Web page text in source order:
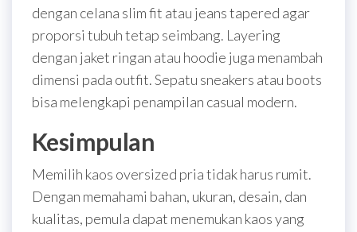
dengan celana slim fit atau jeans tapered agar
proporsi tubuh tetap seimbang. Layering
dengan jaket ringan atau hoodie juga menambah
dimensi pada outfit. Sepatu sneakers atau boots
bisa melengkapi penampilan casual modern.
Kesimpulan
Memilih kaos oversized pria tidak harus rumit.
Dengan memahami bahan, ukuran, desain, dan
kualitas, pemula dapat menemukan kaos yang